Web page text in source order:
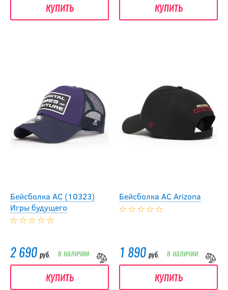
купить купить
Бейсболка АС (10323)
Игры будущего
2 690 руб. в наличии
купить
Бейсболка АС Arizona
1 890 руб. в наличии
купить